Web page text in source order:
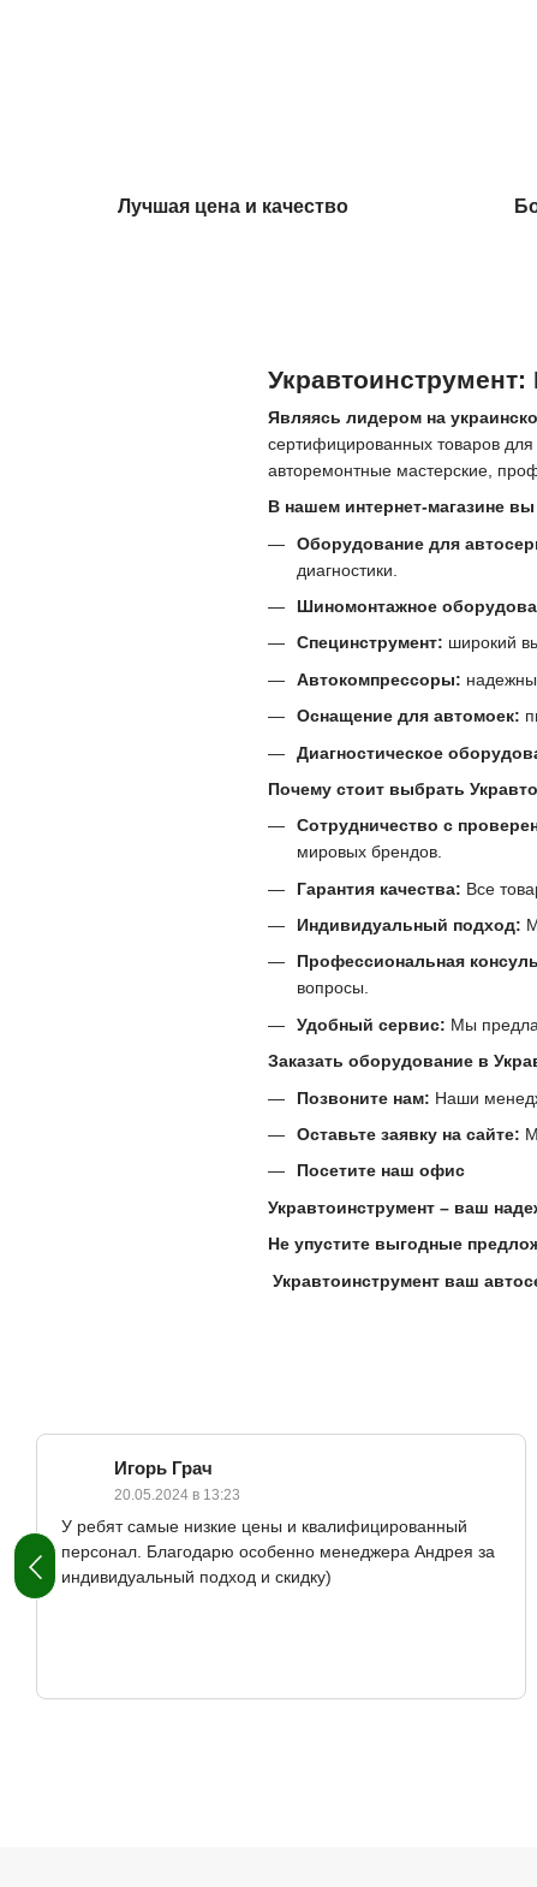
Лучшая цена и качество
Являясь лидером на
сертифицированных товаров
авторемонтные мастерские,
В нашем интернет-магазине
Оборудование для
диагностики.
Шиномонтажное
Специнструмент: широкий
Автокомпрессоры:
Оснащение для автомоек:
Диагностическое
Почему стоит выбрать
Сотрудничество с
мировых брендов.
Гарантия качества: Все
Индивидуальный подход:
Профессиональная
вопросы.
Удобный сервис: Мы
Заказать оборудование в
Позвоните нам: Наши
Оставьте заявку на сайте:
Посетите наш офис
Укравтоинструмент – ваш
Не упустите выгодные
Укравтоинструмент ваш
Игорь Грач
20.05.2024 в 13:23
У ребят самые низкие цены и квалифицированный
персонал. Благодарю особенно менеджера Андрея за
индивидуальный подход и скидку)